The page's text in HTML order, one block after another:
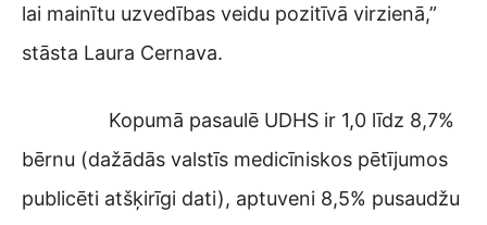
lai mainītu uzvedības veidu pozitīvā virzienā,”
stāsta Laura Cernava.
Kopumā pasaulē UDHS ir 1,0 līdz 8,7%
bērnu (dažādās valstīs medicīniskos pētījumos
publicēti atšķirīgi dati), aptuveni 8,5% pusaudžu